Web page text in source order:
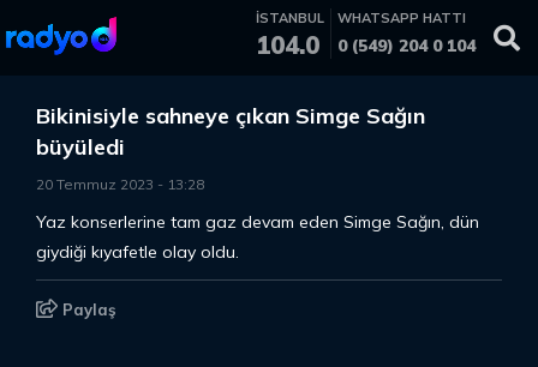
İSTANBUL
104.0
WHATSAPP HATTI
0 (549) 204 0 104
Bikinisiyle sahneye çıkan Simge Sağın
büyüledi
20 Temmuz 2023 - 13:28
Yaz konserlerine tam gaz devam eden Simge Sağın, dün
giydiği kıyafetle olay oldu.
Paylaş